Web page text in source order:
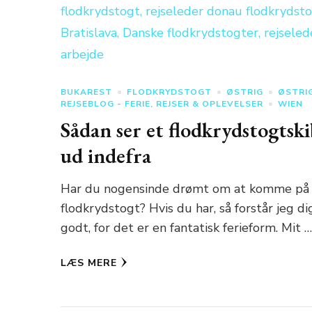
BUKAREST FLODKRYDSTOGT ØSTRIG
REJSEBLOG - FERIE, REJSER & OPLEVELSER
WIEN
Sådan ser et
ud indefra
Har du nogensinde drømt om at komme
flodkrydstogt? Hvis du har, så forstår jeg
godt, for det er en fantatisk ferieform. Mit …
LÆS MERE